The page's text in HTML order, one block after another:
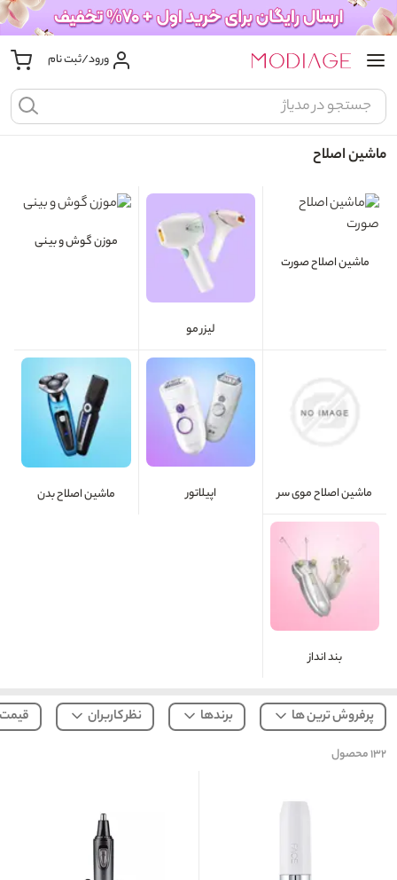
ورود/ثبت نام
ماشین اصلاح
ماشین اصلاح صورت
لیزر مو
موزن گوش و بینی
ماشین اصلاح موی سر اپیلاتور ماشین اصلاح بدن
بند انداز
پرفروش ترین ها برندها نظر کاربران
۱۳۲محصول